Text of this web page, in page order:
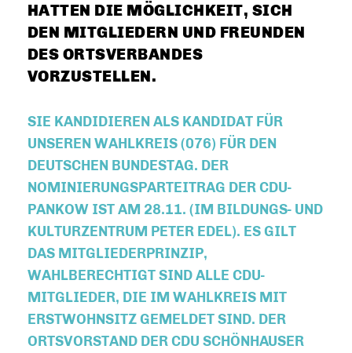
HATTEN DIE MÖGLICHKEIT, SICH
DEN MITGLIEDERN UND FREUNDEN
DES ORTSVERBANDES
VORZUSTELLEN.
SIE KANDIDIEREN ALS KANDIDAT FÜR
UNSEREN WAHLKREIS (076) FÜR DEN
DEUTSCHEN BUNDESTAG. DER
NOMINIERUNGSPARTEITRAG DER CDU-
PANKOW IST AM 28.11. (IM BILDUNGS- UND
KULTURZENTRUM PETER EDEL). ES GILT
DAS MITGLIEDERPRINZIP,
WAHLBERECHTIGT SIND ALLE CDU-
MITGLIEDER, DIE IM WAHLKREIS MIT
ERSTWOHNSITZ GEMELDET SIND. DER
ORTSVORSTAND DER CDU SCHÖNHAUSER